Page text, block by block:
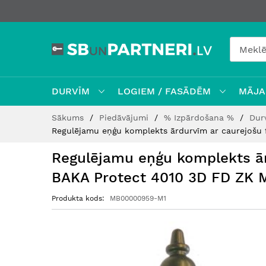
DURVĪM LOGIEM / FASĀDĒM
Sākums Piedāvājumi % Izpārdošana %
Regulējamu eņģu komplekts ārdurvīm ar caurejošu
Regulējamu eņģu komplekts
BAKA Protect 4010 3D FD ZK
Produkta kods MB00000959-M1